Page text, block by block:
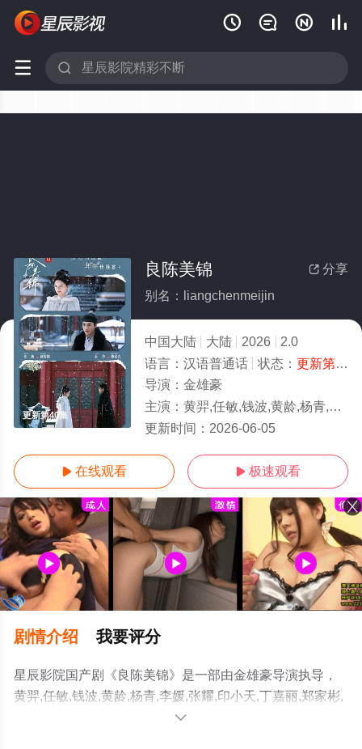
   
 
更新第40集
 分享
良陈美锦
别名：liangchenmeijin
中国大陆 大陆 2026
2.0
语言： 汉语普通话 状态： 更新第40集
导演： 金雄豪
主演： 黄羿,任敏,钱波,黄龄,杨青,李媛,张耀,印小天,丁嘉丽,郑家彬,王思懿,吴刚,杨童舒,李菲儿,黄日莹,杨昆,董思成,左叶,此沙
更新时间： 2026-06-05
 在线观看  极速观看
剧情介绍 我要评分
星辰影院国产剧《良陈美锦》是一部由金雄豪导演执导，
黄羿,任敏,钱波,黄龄,杨青,李媛,张耀,印小天,丁嘉丽,郑家彬,
王思懿,吴刚,杨童舒,李菲儿,黄日莹,杨昆,董思成,左叶,此沙
